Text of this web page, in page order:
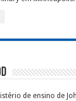
de ensino de